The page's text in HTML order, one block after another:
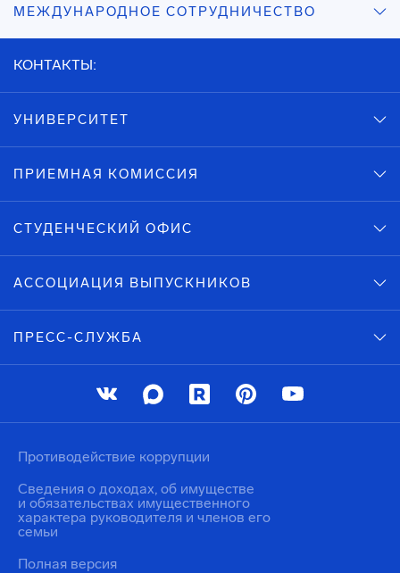
МЕЖДУНАРОДНОЕ СОТРУДНИЧЕСТВО
КОНТАКТЫ:
УНИВЕРСИТЕТ
ПРИЕМНАЯ КОМИССИЯ
СТУДЕНЧЕСКИЙ ОФИС
АССОЦИАЦИЯ ВЫПУСКНИКОВ
ПРЕСС-СЛУЖБА
Противодействие коррупции
Сведения о доходах, об имуществе
и обязательствах имущественного
характера руководителя и членов его
семьи
Полная версия